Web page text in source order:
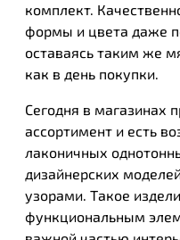
комплект.
формы и цвета даже
оставаясь таким же
как в день покупки.
Сегодня в магазинах
ассортимент и есть
лаконичных
дизайнерских
узорами. Такое
функциональным